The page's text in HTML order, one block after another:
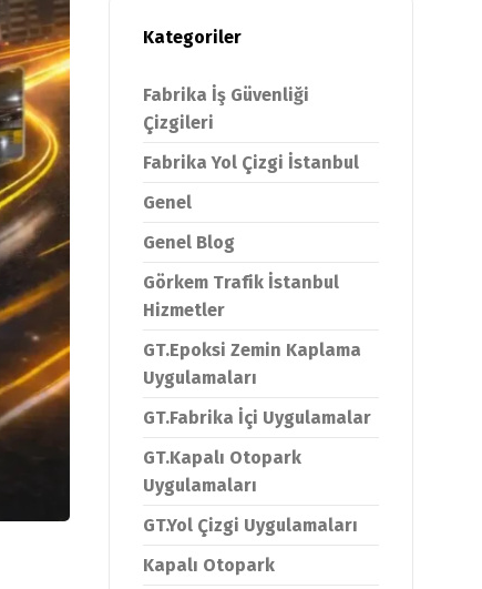
Kategoriler
Fabrika İş Güvenliği
Çizgileri
Fabrika Yol Çizgi İstanbul
Genel
Genel Blog
Görkem Trafik İstanbul
Hizmetler
GT.Epoksi Zemin Kaplama
Uygulamaları
GT.Fabrika İçi Uygulamalar
GT.Kapalı Otopark
Uygulamaları
GT.Yol Çizgi Uygulamaları
Kapalı Otopark